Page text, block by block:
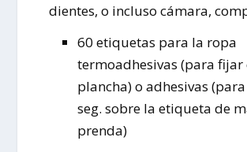
dientes, o incluso cámara,
60 etiquetas para la ropa
termoadhesivas (para fijar
plancha) o adhesivas
seg. sobre la etiqueta de
prenda)